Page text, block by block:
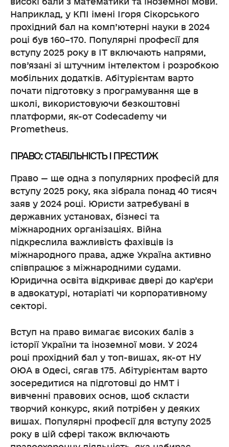
Наприклад, у КПІ імені Ігоря Сікорського
прохідний бал на комп’ютерні науки в 2024
році був 160–170. Популярні професії для
вступу 2025 року в ІТ включають напрями,
пов’язані зі штучним інтелектом і розробкою
мобільних додатків. Абітурієнтам варто
почати підготовку з програмування ще в
школі, використовуючи безкоштовні
платформи, як-от Codecademy чи
Prometheus.
ПРАВО: СТАБІЛЬНІСТЬ І ПРЕСТИЖ
Право — ще одна з популярних професій для
вступу 2025 року, яка зібрала понад 40 тисяч
заяв у 2024 році. Юристи затребувані в
державних установах, бізнесі та
міжнародних організаціях. Війна
підкреслила важливість фахівців із
міжнародного права, адже Україна активно
співпрацює з міжнародними судами.
Юридична освіта відкриває двері до кар’єри
в адвокатурі, нотаріаті чи корпоративному
секторі.
Вступ на право вимагає високих балів з
історії України та іноземної мови. У 2024
році прохідний бал у топ-вишах, як-от НУ
ОЮА в Одесі, сягав 175. Абітурієнтам варто
зосередитися на підготовці до НМТ і
вивченні правових основ, щоб скласти
творчий конкурс, який потрібен у деяких
вишах. Популярні професії для вступу 2025
року в цій сфері також включають